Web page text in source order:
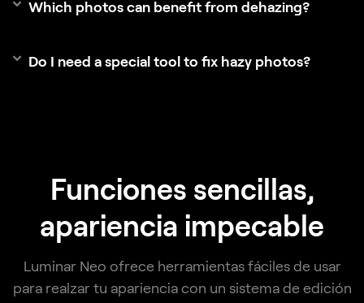
Which photos can benefit from dehazing?
Do I need a special tool to fix hazy photos?
Funciones sencillas,
apariencia impecable
Luminar Neo ofrece herramientas fáciles de usar
para realzar tu apariencia con un sistema de edición